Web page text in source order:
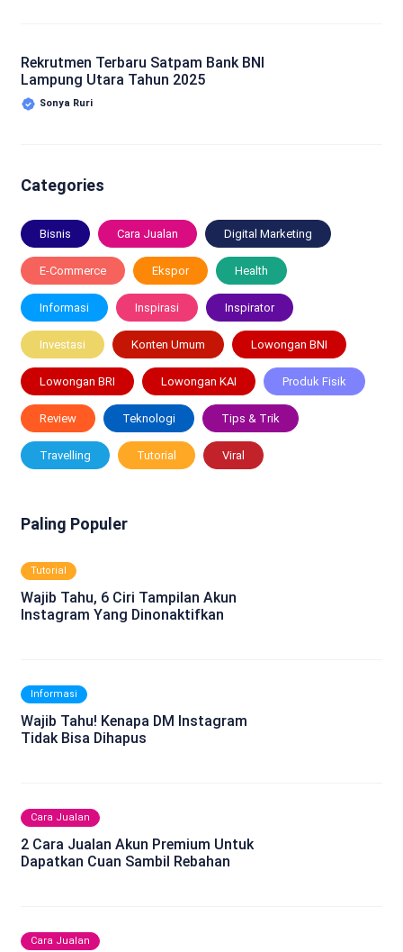
Rekrutmen Terbaru Satpam Bank BNI
Lampung Utara Tahun 2025
Sonya Ruri
Categories
Bisnis Cara Jualan Digital Marketing
E-Commerce Ekspor Health
Informasi Inspirasi Inspirator
Investasi Konten Umum Lowongan BNI
Lowongan BRI Lowongan KAI Produk Fisik
Review Teknologi Tips & Trik
Travelling Tutorial Viral
Paling Populer
Tutorial
Wajib Tahu, 6 Ciri Tampilan Akun
Instagram Yang Dinonaktifkan
Informasi
Wajib Tahu! Kenapa DM Instagram
Tidak Bisa Dihapus
Cara Jualan
2 Cara Jualan Akun Premium Untuk
Dapatkan Cuan Sambil Rebahan
Cara Jualan